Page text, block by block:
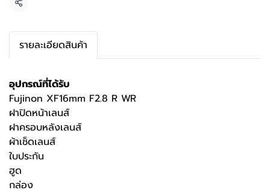
แชร์
รายละเอียดสินค้า
อุปกรณ์ที่ได้รับ
Fujinon XF16mm F2.8 R WR
ฝาปิดหน้าเลนส์
ฝาครอบหลังเลนส์
ผ้าเช็ดเลนส์
ใบประกัน
ฮูด
กล่อง